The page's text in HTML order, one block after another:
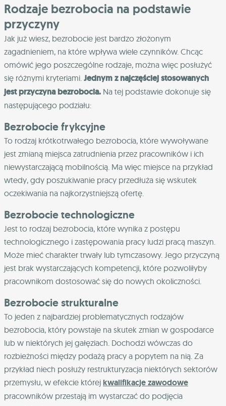
Rodzaje bezrobocia na podstawie
przyczyny
Jak już wiesz, bezrobocie jest bardzo złożonym
zagadnieniem, na które wpływa wiele czynników. Chcąc
omówić jego poszczególne rodzaje, można więc posłużyć
się różnymi kryteriami. Jednym z najczęściej stosowanych
jest przyczyna bezrobocia. Na tej podstawie dokonuje się
następującego podziału:
Bezrobocie frykcyjne
To rodzaj krótkotrwałego bezrobocia, które wywoływane
jest zmianą miejsca zatrudnienia przez pracowników i ich
niewystarczającą mobilnością. Ma więc miejsce na przykład
wtedy, gdy poszukiwanie pracy przedłuża się wskutek
oczekiwania na najkorzystniejszą ofertę.
Bezrobocie technologiczne
Jest to rodzaj bezrobocia, które wynika z postępu
technologicznego i zastępowania pracy ludzi pracą maszyn.
Może mieć charakter trwały lub tymczasowy. Jego przyczyną
jest brak wystarczających kompetencji, które pozwoliłyby
pracownikom dostosować się do nowych okoliczności.
Bezrobocie strukturalne
To jeden z najbardziej problematycznych rodzajów
bezrobocia, który powstaje na skutek zmian w gospodarce
lub w niektórych jej gałęziach. Dochodzi wówczas do
rozbieżności między podażą pracy a popytem na nią. Za
przykład niech posłuży restrukturyzacja niektórych sektorów
przemysłu, w efekcie której kwalifikacje zawodowe
pracowników przestają im wystarczać do podjęcia